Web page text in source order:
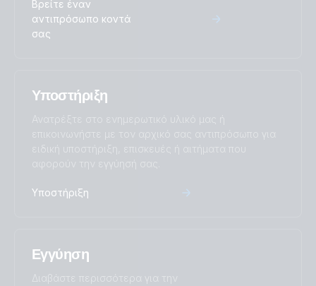
Βρείτε έναν
αντιπρόσωπο κοντά
σας
Υποστήριξη
Ανατρέξτε στο ενημερωτικό υλικό μας ή
επικοινωνήστε με τον αρχικό σας αντιπρόσωπο για
ειδική υποστήριξη, επισκευές ή αιτήματα που
αφορούν την εγγύησή σας.
Υποστήριξη
Εγγύηση
Διαβάστε περισσότερα για την